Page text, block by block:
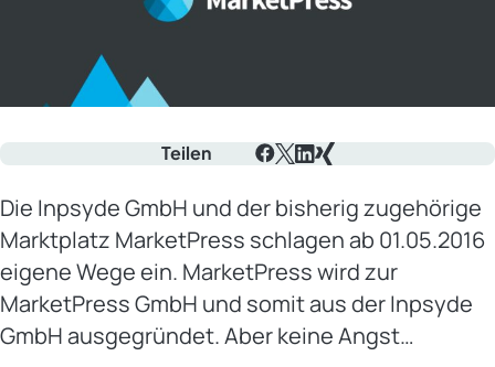
Teilen
Die Inpsyde GmbH und der bisherig zugehörige
Marktplatz MarketPress schlagen ab 01.05.2016
eigene Wege ein. MarketPress wird zur
MarketPress GmbH und somit aus der Inpsyde
GmbH ausgegründet. Aber keine Angst…